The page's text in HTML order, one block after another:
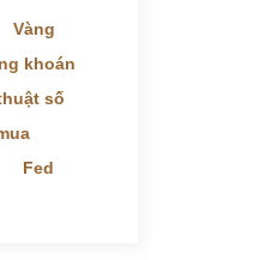
Top 10 cổ
Vàng
khoán
số
Fed